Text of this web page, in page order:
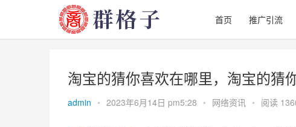
首页 推广引流
淘宝的猜你喜欢在哪里，淘宝的猜
admin • 2023年6月14日 pm5:28 • 网络资讯 • 阅读